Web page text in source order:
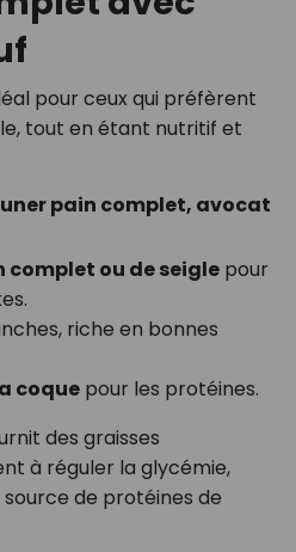
pour ceux qui préfèrent
tout en étant nutritif et
pain complet, avocat
complet ou de seiglepour
riche en bonnes
coquepour les protéines.
des graisses
à réguler la glycémie,
de protéines de